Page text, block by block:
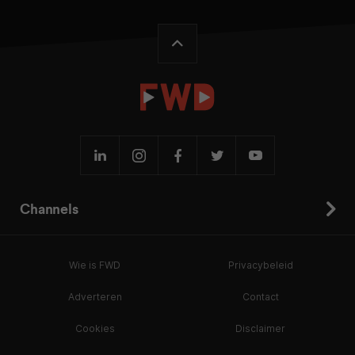
Channels
Wie is FWD Privacybeleid
Adverteren Contact
Cookies Disclaimer